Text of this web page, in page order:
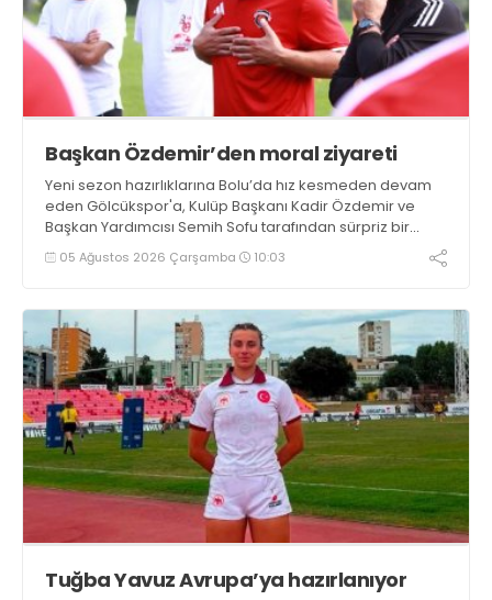
Başkan Özdemir’den moral ziyareti
Yeni sezon hazırlıklarına Bolu’da hız kesmeden devam
eden Gölcükspor'a, Kulüp Başkanı Kadir Özdemir ve
Başkan Yardımcısı Semih Sofu tarafından sürpriz bir
moral ziyareti gerçekleştirildi
05 Ağustos 2026 Çarşamba 10:03
Tuğba Yavuz Avrupa’ya hazırlanıyor